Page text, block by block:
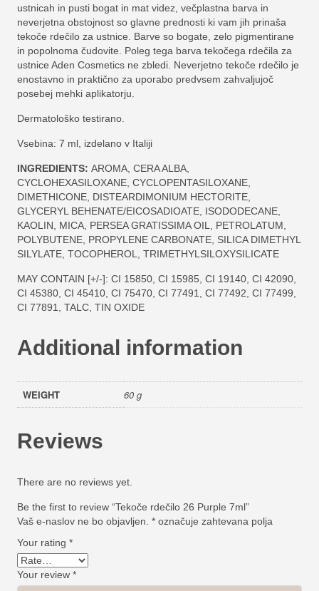
ustnicah in pusti bogat in mat videz, večplastna barva in
neverjetna obstojnost so glavne prednosti ki vam jih prinaša
tekoče rdečilo za ustnice. Barve so bogate, zelo pigmentirane
in popolnoma čudovite. Poleg tega barva tekočega rdečila za
ustnice Aden Cosmetics ne zbledi. Neverjetno tekoče rdečilo je
enostavno in praktično za uporabo predvsem zahvaljujoč
posebej mehki aplikatorju.
Dermatološko testirano.
Vsebina: 7 ml, izdelano v Italiji
INGREDIENTS: AROMA, CERA ALBA,
CYCLOHEXASILOXANE, CYCLOPENTASILOXANE,
DIMETHICONE, DISTEARDIMONIUM HECTORITE,
GLYCERYL BEHENATE/EICOSADIOATE, ISODODECANE,
KAOLIN, MICA, PERSEA GRATISSIMA OIL, PETROLATUM,
POLYBUTENE, PROPYLENE CARBONATE, SILICA DIMETHYL
SILYLATE, TOCOPHEROL, TRIMETHYLSILOXYSILICATE
MAY CONTAIN [+/-]: CI 15850, CI 15985, CI 19140, CI 42090,
CI 45380, CI 45410, CI 75470, CI 77491, CI 77492, CI 77499,
CI 77891, TALC, TIN OXIDE
Additional information
WEIGHT 60 g
Reviews
There are no reviews yet.
Be the first to review “Tekoče rdečilo 26 Purple 7ml”
Vaš e-naslov ne bo objavljen. *označuje zahtevana polja
Your rating *
Your review *